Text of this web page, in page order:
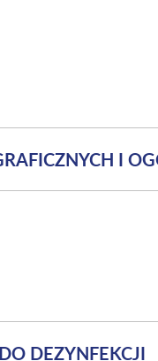
I
DEZYNFEKCJI